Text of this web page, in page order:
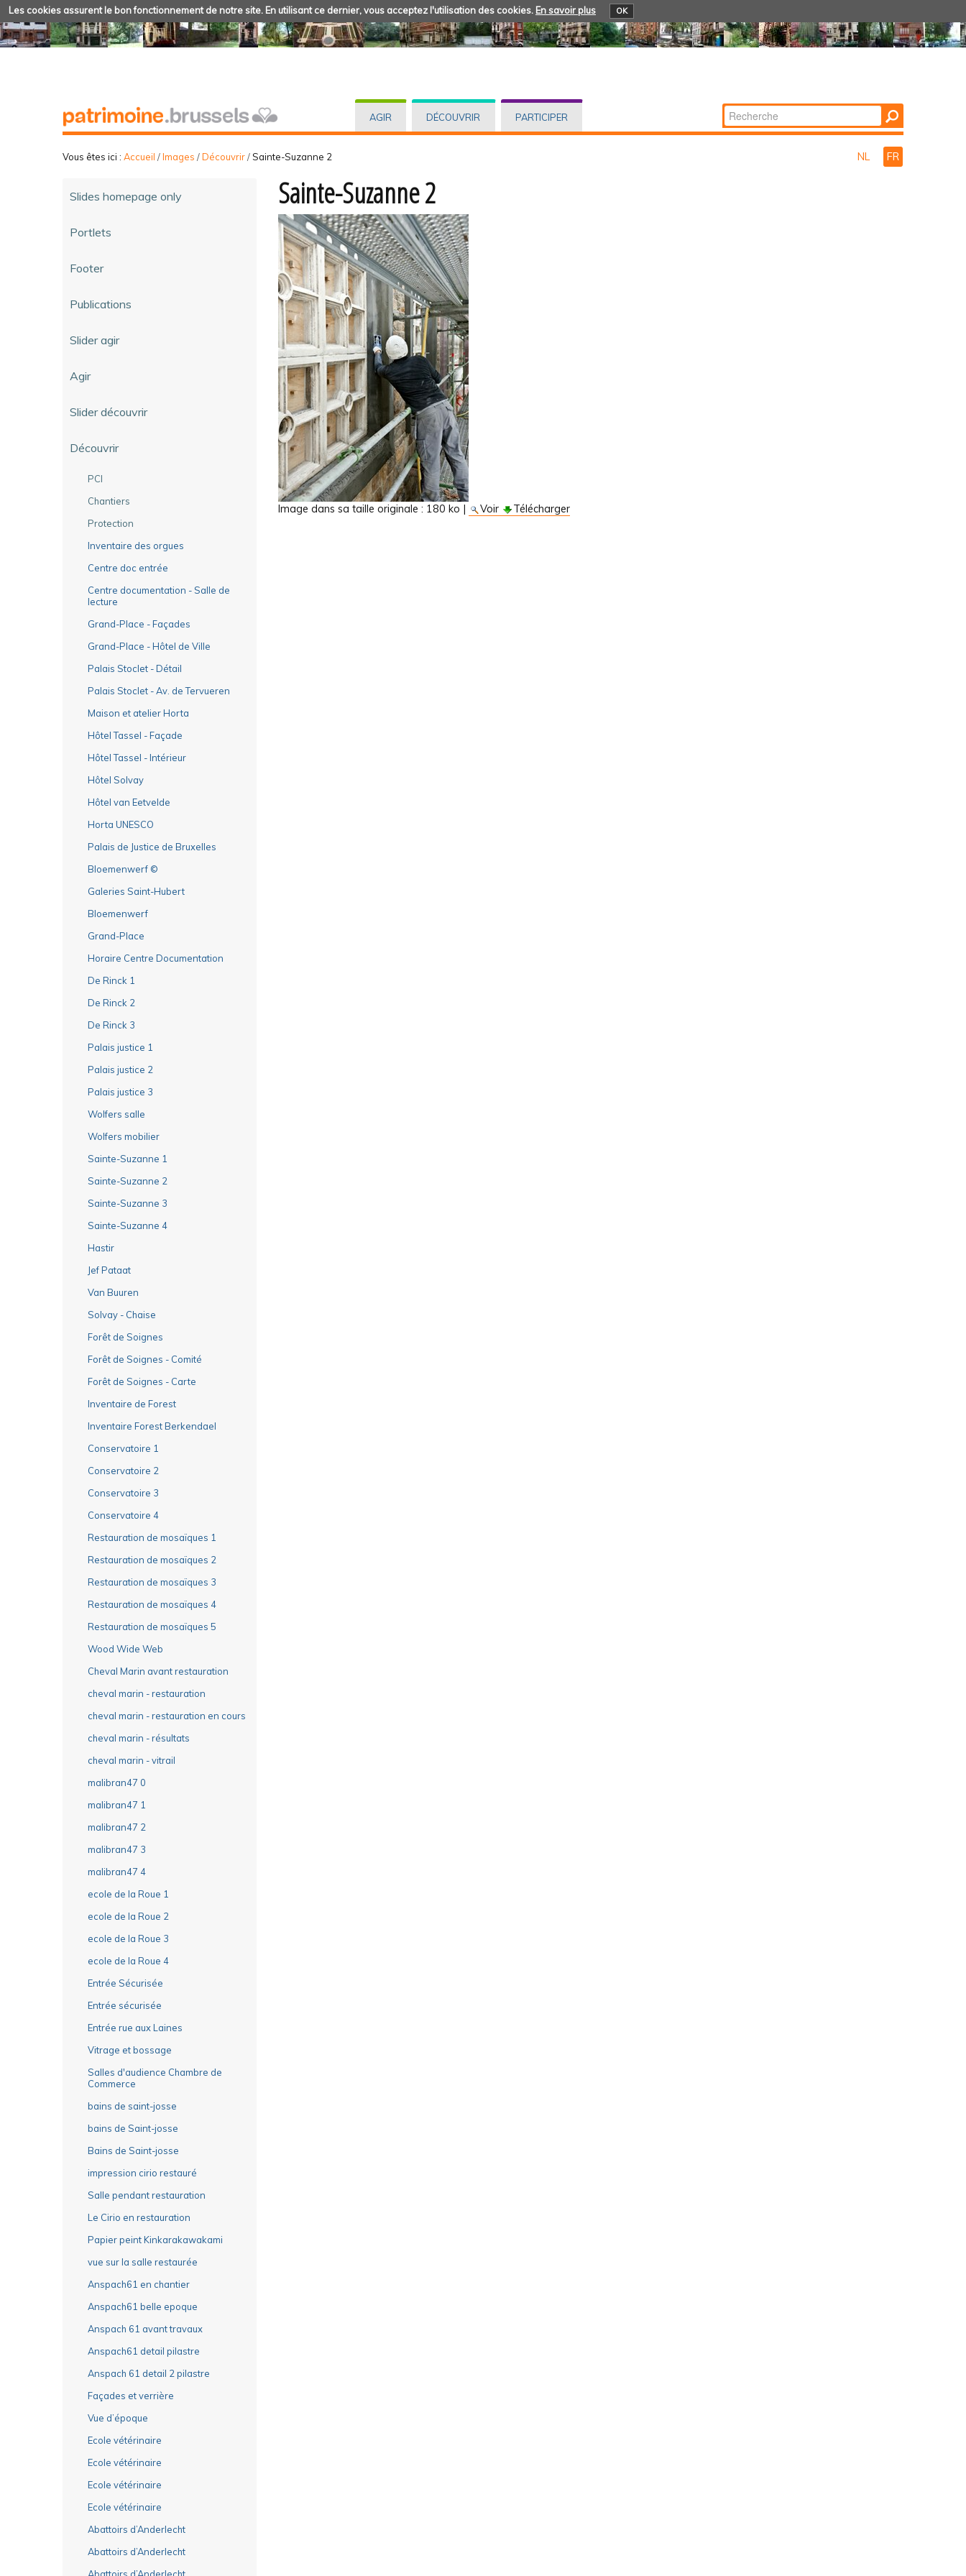
Les cookies assurent le bon fonctionnement de notre site. En utilisant ce dernier, vous acceptez l'utilisation des cookies. En savoir plus OK
AGIR DÉCOUVRIR PARTICIPER Chercher par
Recherche
Vous êtes ici : Accueil /Images /Découvrir/Sainte-Suzanne 2 NL FR
Slides homepage only
Portlets
Footer
Publications
Slider agir
Agir
Slider découvrir
Découvrir
PCI
Chantiers
Protection
Inventaire des orgues
Centre doc entrée
Centre documentation - Salle de
lecture
Grand-Place - Façades
Grand-Place - Hôtel de Ville
Palais Stoclet - Détail
Palais Stoclet - Av. de Tervueren
Maison et atelier Horta
Hôtel Tassel - Façade
Hôtel Tassel - Intérieur
Hôtel Solvay
Hôtel van Eetvelde
Horta UNESCO
Palais de Justice de Bruxelles
Bloemenwerf ©
Galeries Saint-Hubert
Bloemenwerf
Grand-Place
Horaire Centre Documentation
De Rinck 1
De Rinck 2
De Rinck 3
Palais justice 1
Palais justice 2
Palais justice 3
Wolfers salle
Wolfers mobilier
Sainte-Suzanne 1
Sainte-Suzanne 2
Sainte-Suzanne 3
Sainte-Suzanne 4
Hastir
Jef Pataat
Van Buuren
Solvay - Chaise
Forêt de Soignes
Forêt de Soignes - Comité
Forêt de Soignes - Carte
Inventaire de Forest
Inventaire Forest Berkendael
Conservatoire 1
Conservatoire 2
Conservatoire 3
Conservatoire 4
Restauration de mosaïques 1
Restauration de mosaïques 2
Restauration de mosaïques 3
Restauration de mosaïques 4
Restauration de mosaïques 5
Wood Wide Web
Cheval Marin avant restauration
cheval marin - restauration
cheval marin - restauration en cours
cheval marin - résultats
cheval marin - vitrail
malibran47 0
malibran47 1
malibran47 2
malibran47 3
malibran47 4
ecole de la Roue 1
ecole de la Roue 2
ecole de la Roue 3
ecole de la Roue 4
Entrée Sécurisée
Entrée sécurisée
Entrée rue aux Laines
Vitrage et bossage
Salles d'audience Chambre de
Commerce
bains de saint-josse
bains de Saint-josse
Bains de Saint-josse
impression cirio restauré
Salle pendant restauration
Le Cirio en restauration
Papier peint Kinkarakawakami
vue sur la salle restaurée
Anspach61 en chantier
Anspach61 belle epoque
Anspach 61 avant travaux
Anspach61 detail pilastre
Anspach 61 detail 2 pilastre
Façades et verrière
Vue d’époque
Ecole vétérinaire
Ecole vétérinaire
Ecole vétérinaire
Ecole vétérinaire
Abattoirs d’Anderlecht
Abattoirs d’Anderlecht
Sainte-Suzanne 2
Image dans sa taille originale : 180 ko | Voir Télécharger